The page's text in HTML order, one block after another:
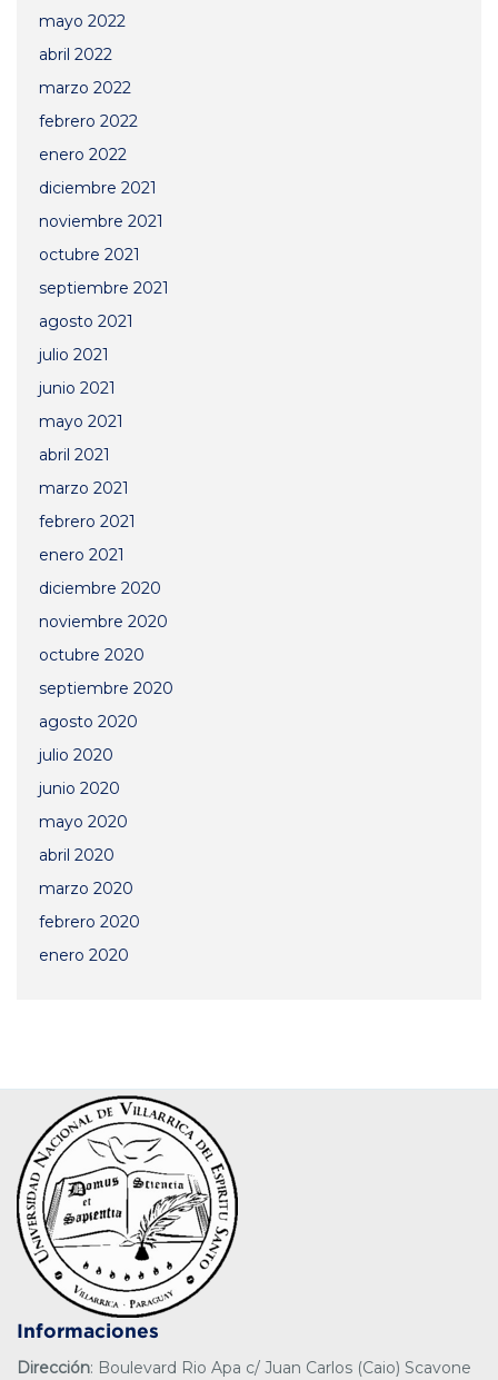
mayo 2022
abril 2022
marzo 2022
febrero 2022
enero 2022
diciembre 2021
noviembre 2021
octubre 2021
septiembre 2021
agosto 2021
julio 2021
junio 2021
mayo 2021
abril 2021
marzo 2021
febrero 2021
enero 2021
diciembre 2020
noviembre 2020
octubre 2020
septiembre 2020
agosto 2020
julio 2020
junio 2020
mayo 2020
abril 2020
marzo 2020
febrero 2020
enero 2020
Informaciones
Dirección: Boulevard Rio Apa c/ Juan Carlos (Caio) Scavone